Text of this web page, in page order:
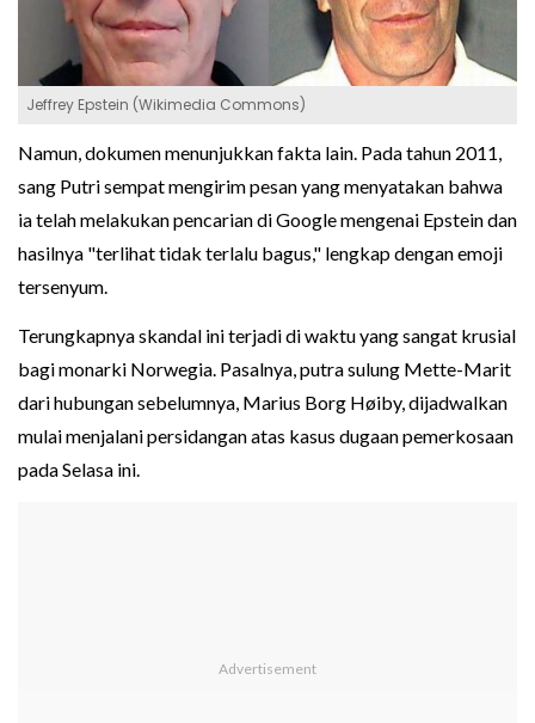
Jeffrey Epstein (Wikimedia Commons)
Namun, dokumen menunjukkan fakta lain. Pada tahun 2011,
sang Putri sempat mengirim pesan yang menyatakan bahwa
ia telah melakukan pencarian di Google mengenai Epstein dan
hasilnya "terlihat tidak terlalu bagus," lengkap dengan emoji
tersenyum.
Terungkapnya skandal ini terjadi di waktu yang sangat krusial
bagi monarki Norwegia. Pasalnya, putra sulung Mette-Marit
dari hubungan sebelumnya, Marius Borg Høiby, dijadwalkan
mulai menjalani persidangan atas kasus dugaan pemerkosaan
pada Selasa ini.